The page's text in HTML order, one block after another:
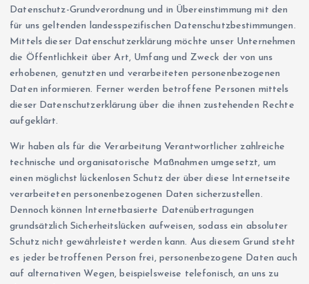
Datenschutz-Grundverordnung und in Übereinstimmung mit den
für uns geltenden landesspezifischen Datenschutzbestimmungen.
Mittels dieser Datenschutzerklärung möchte unser Unternehmen
die Öffentlichkeit über Art, Umfang und Zweck der von uns
erhobenen, genutzten und verarbeiteten personenbezogenen
Daten informieren. Ferner werden betroffene Personen mittels
dieser Datenschutzerklärung über die ihnen zustehenden Rechte
aufgeklärt.
Wir haben als für die Verarbeitung Verantwortlicher zahlreiche
technische und organisatorische Maßnahmen umgesetzt, um
einen möglichst lückenlosen Schutz der über diese Internetseite
verarbeiteten personenbezogenen Daten sicherzustellen.
Dennoch können Internetbasierte Datenübertragungen
grundsätzlich Sicherheitslücken aufweisen, sodass ein absoluter
Schutz nicht gewährleistet werden kann. Aus diesem Grund steht
es jeder betroffenen Person frei, personenbezogene Daten auch
auf alternativen Wegen, beispielsweise telefonisch, an uns zu